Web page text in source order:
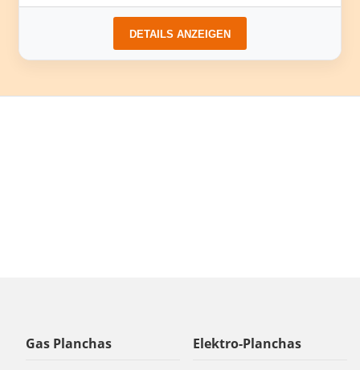
DETAILS ANZEIGEN
Gas Planchas Elektro-Planchas